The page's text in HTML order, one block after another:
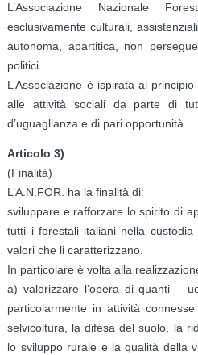
L’Associazione Nazionale
esclusivamente culturali,
autonoma, apartitica, non
politici.
L’Associazione è ispirata al
alle attività sociali da parte di
d’uguaglianza e di pari opportunità.
Articolo 3)
(Finalità)
L’A.N.FOR. ha la finalità di:
sviluppare e rafforzare lo spirito di
tutti i forestali italiani nella
valori che li caratterizzano.
In particolare è volta alla
a) valorizzare l’opera di quanti –
particolarmente in attività
selvicoltura, la difesa del suolo, la
lo sviluppo rurale e la qualità della